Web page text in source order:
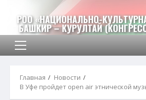
содержимому
РОО «НАЦИОНАЛЬНО-
БАШКИР – КУРУЛТАЙ
Основное
Главная
Новости
В Уфе пройдет open air этнической